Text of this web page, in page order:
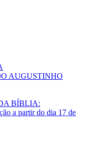
AUGUSTINHO
BÍBLIA:
a partir do dia 17 de